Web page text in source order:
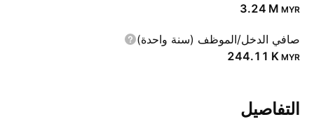
‪3.24 M‬ MYR
صافي الدخل/الموظف (سنة واحدة)
‪244.11 K‬ MYR
التفاصيل